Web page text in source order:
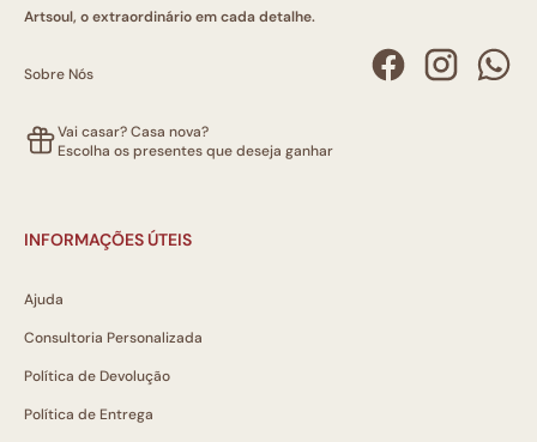
Artsoul, o extraordinário em cada detalhe.
Sobre Nós
Vai casar? Casa nova?
Escolha os presentes que deseja ganhar
INFORMAÇÕES ÚTEIS
Ajuda
Consultoria Personalizada
Política de Devolução
Política de Entrega